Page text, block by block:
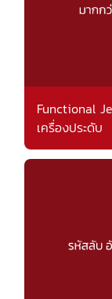
Functional
เครื่องประดับ